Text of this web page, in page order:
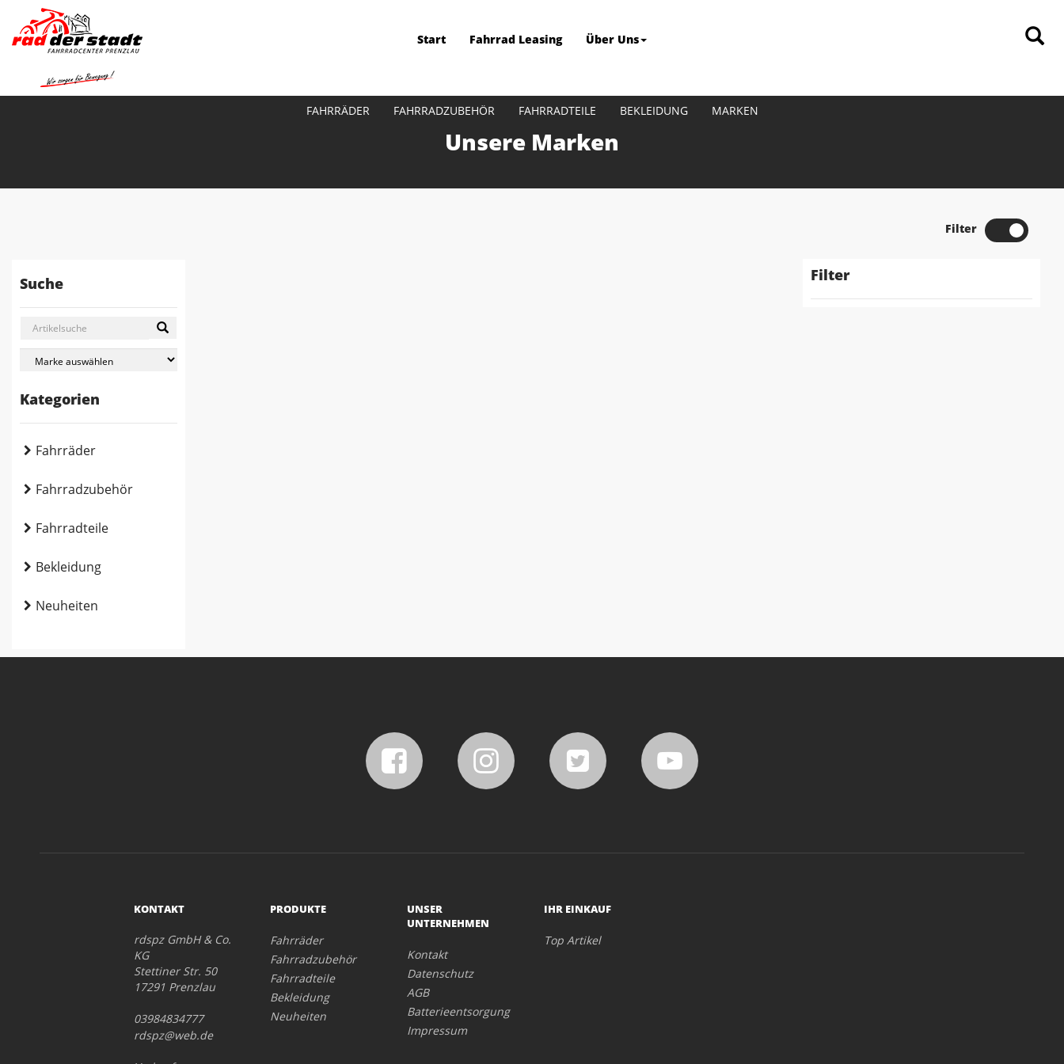
Start Fahrrad Leasing Über Uns
FAHRRÄDER FAHRRADZUBEHÖR FAHRRADTEILE BEKLEIDUNG MARKEN
Unsere Marken
Suche
Kategorien
Fahrräder
Fahrradzubehör
Fahrradteile
Bekleidung
Neuheiten
Filter
Filter
KONTAKT
rdspz GmbH & Co.
KG
Stettiner Str. 50
17291 Prenzlau
03984834777
rdspz@web.de
PRODUKTE
Fahrräder
Fahrradzubehör
Fahrradteile
Bekleidung
Neuheiten
UNSER
UNTERNEHMEN
Kontakt
Datenschutz
AGB
Batterieentsorgung
Impressum
IHR EINKAUF
Top Artikel